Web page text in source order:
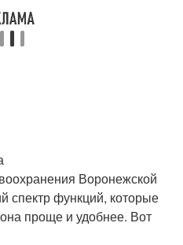
Воронежской
спектр функций, которые
проще и удобнее. Вот